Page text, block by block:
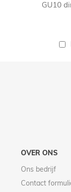
GU10
OVER ONS
Ons bedrijf
Contact